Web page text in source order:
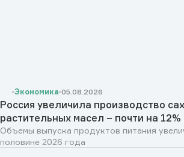
Экономика 05.08.2026
Россия увеличила производство
растительных масел – почти на 12%
Объемы выпуска продуктов питания
половине 2026 года